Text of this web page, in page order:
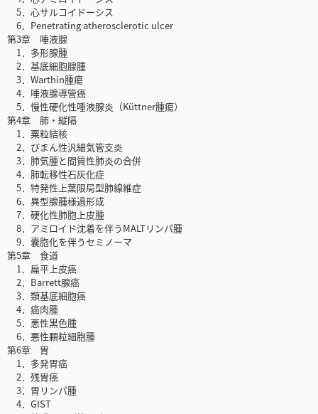
5．心サルコイドーシス
6．Penetrating atherosclerotic ulcer
第3章 唾液腺
1．多形腺腫
2．基底細胞腺腫
3．Warthin腫瘍
4．唾液腺導管癌
5．慢性硬化性唾液腺炎（Küttner腫瘍）
第4章 肺・縦隔
1．粟粒結核
2．びまん性汎細気管支炎
3．肺気腫と間質性肺炎の合併
4．肺転移性石灰化症
5．特発性上葉限局型肺線維症
6．異型腺腫様過形成
7．硬化性肺胞上皮腫
8．アミロイド沈着を伴うMALTリンパ腫
9．囊胞化を伴うセミノーマ
第5章 食道
1．扁平上皮癌
2．Barrett腺癌
3．類基底細胞癌
4．癌肉腫
5．悪性黒色腫
6．悪性顆粒細胞腫
第6章 胃
1．多発胃癌
2．残胃癌
3．胃リンパ腫
4．GIST